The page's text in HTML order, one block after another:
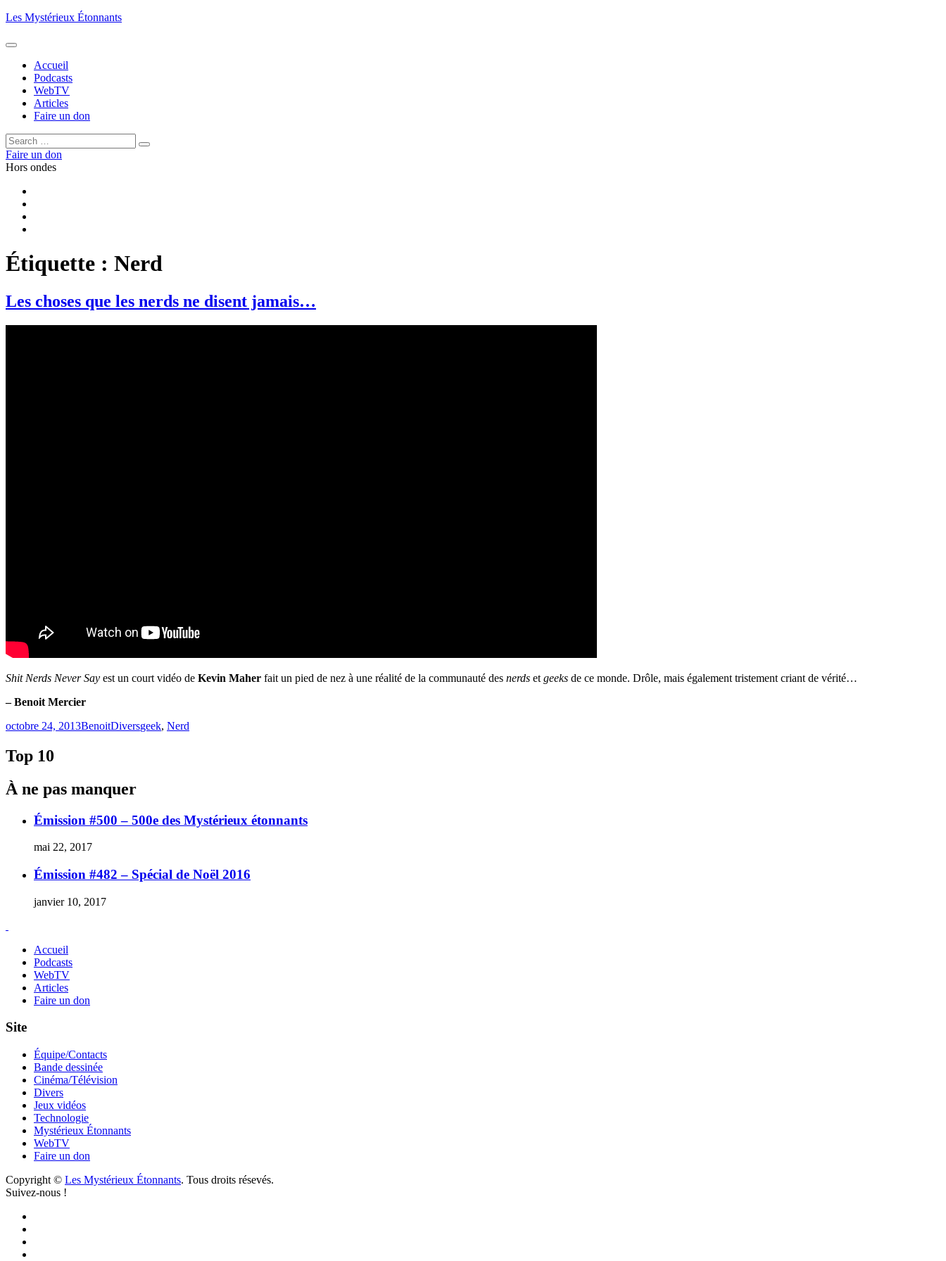
Aller
contenu
Les Mystérieux Étonnants
Accueil
Podcasts
WebTV
Articles
Faire un don
Rechercher :
Rechercher
Faire un don
Hors ondes
Étiquette : Nerd
Les choses que les nerds ne disent jamais…
Shit Nerds Never Say est un court vidéo de Kevin Maher fait un pied de nez à une réalité de la communauté des nerds et geeks de ce monde. Drôle, mais également tristement criant de vérité…
– Benoit Mercier
Publié
octobre 24, 2013BenoitCatégories
DiversÉtiquettes
geek, Nerd
Top 10
À ne pas manquer
Émission #500 – 500e des Mystérieux étonnants
mai 22, 2017
Émission #482 – Spécial de Noël 2016
janvier 10, 2017
Accueil
Podcasts
WebTV
Articles
Faire un don
Site
Équipe/Contacts
Bande dessinée
Cinéma/Télévision
Divers
Jeux vidéos
Technologie
Mystérieux Étonnants
WebTV
Faire un don
Copyright © Les Mystérieux Étonnants. Tous droits résevés.
Suivez-nous !